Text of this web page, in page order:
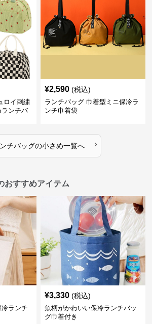
ロイ刺繍
ランチバ
¥2,590 (税込)
ランチバッグ 巾着型ミニ保冷ラ
ンチ巾着袋
チバッグの小さめ一覧へ ›
おすすめアイテム
ランチ
¥3,330 (税込)
魚柄がかわいい保冷ランチバッ
グ巾着付き